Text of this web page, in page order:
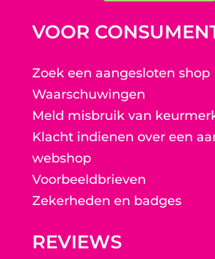
VOOR
Zoek een aangesloten shop
Waarschuwingen
Meld misbruik van
Klacht indienen over een
webshop
Voorbeeldbrieven
Zekerheden en badges
REVIEWS